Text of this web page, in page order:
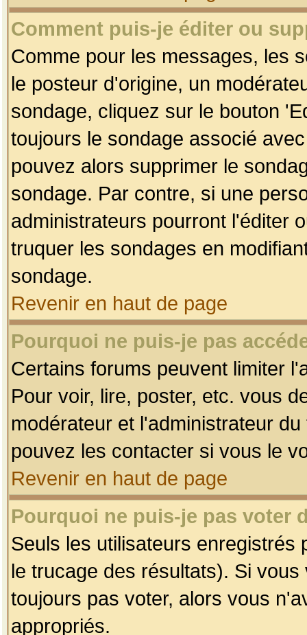
Comment puis-je éditer ou
Comme pour les messages, les
le posteur d'origine, un
sondage, cliquez sur le bouton
toujours le sondage associé
pouvez alors supprimer le
sondage. Par contre, si une
administrateurs pourront l'éditer
truquer les sondages en
sondage.
Revenir en haut de page
Pourquoi ne puis-je pas
Certains forums peuvent limiter
Pour voir, lire, poster, etc. vous
modérateur et l'administrateur
pouvez les contacter si vous le
Revenir en haut de page
Pourquoi ne puis-je pas voter
Seuls les utilisateurs enregistrés
le trucage des résultats). Si
toujours pas voter, alors vous
appropriés.